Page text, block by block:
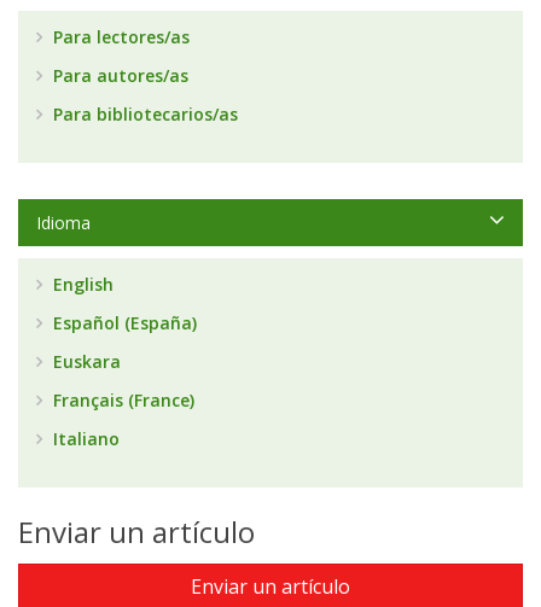
Para lectores/as
Para autores/as
Para bibliotecarios/as
Idioma
English
Español (España)
Euskara
Français (France)
Italiano
Enviar un artículo
Enviar un artículo